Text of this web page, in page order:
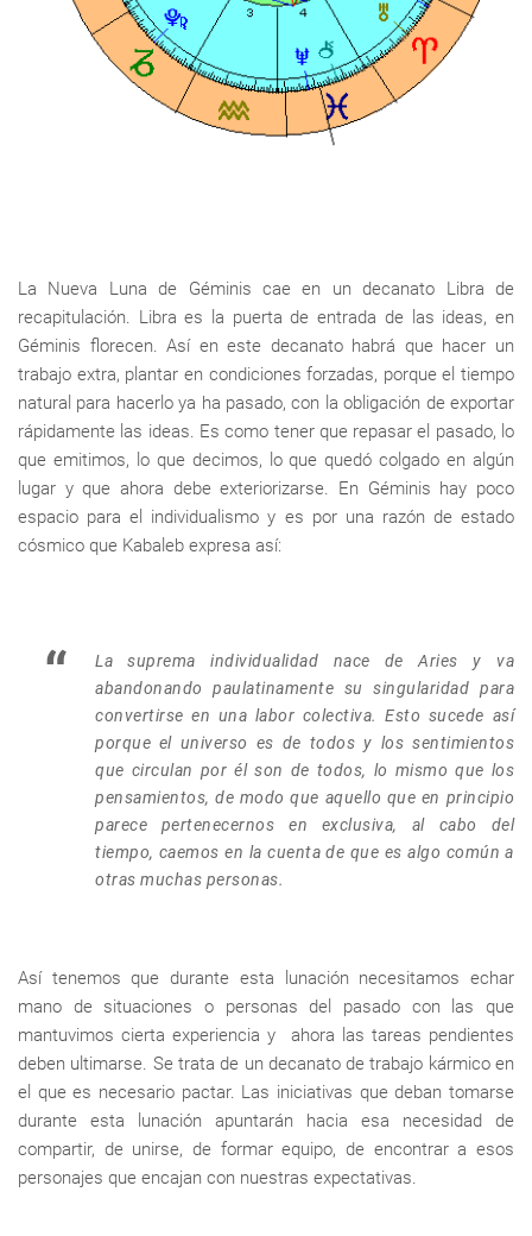
La Nueva Luna de Géminis cae en un decanato Libra de
recapitulación. Libra es la puerta de entrada de las ideas, en
Géminis florecen. Así en este decanato habrá que hacer un
trabajo extra, plantar en condiciones forzadas, porque el tiempo
natural para hacerlo ya ha pasado, con la obligación de exportar
rápidamente las ideas. Es como tener que repasar el pasado, lo
que emitimos, lo que decimos, lo que quedó colgado en algún
lugar y que ahora debe exteriorizarse. En Géminis hay poco
espacio para el individualismo y es por una razón de estado
cósmico que Kabaleb expresa así:
La suprema individualidad nace de Aries y va
abandonando paulatinamente su singularidad para
convertirse en una labor colectiva. Esto sucede así
porque el universo es de todos y los sentimientos
que circulan por él son de todos, lo mismo que los
pensamientos, de modo que aquello que en principio
parece pertenecernos en exclusiva, al cabo del
tiempo, caemos en la cuenta de que es algo común a
otras muchas personas.
Así tenemos que durante esta lunación necesitamos echar
mano de situaciones o personas del pasado con las que
mantuvimos cierta experiencia y ahora las tareas pendientes
deben ultimarse. Se trata de un decanato de trabajo kármico en
el que es necesario pactar. Las iniciativas que deban tomarse
durante esta lunación apuntarán hacia esa necesidad de
compartir, de unirse, de formar equipo, de encontrar a esos
personajes que encajan con nuestras expectativas.